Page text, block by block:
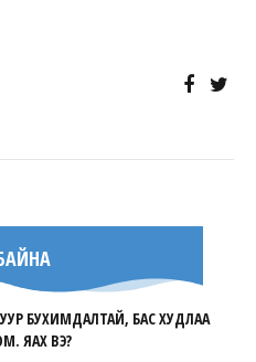
БУХИМДАЛТАЙ, БАС ХУДЛАА
ЯАХ ВЭ?